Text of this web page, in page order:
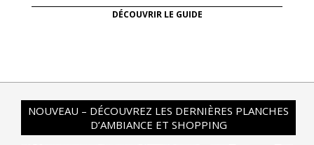
DÉCOUVRIR LE GUIDE
NOUVEAU – DÉCOUVREZ LES DERNIÈRES PLANCHES
D’AMBIANCE ET SHOPPING